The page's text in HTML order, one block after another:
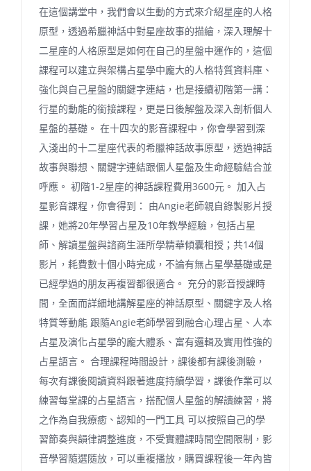
在這個講堂中，我們會以生動的方式來介紹星座的人格
原型，透過希臘神話中對星座故事的描繪，深入理解十
二星座的人格原型是如何在自己的星盤中運作的，這個
課程可以建立與架構占星學中龐大的人格特質資料庫、
強化與自己星盤的關鍵字連結，也是接續初階第一講：
行星的動能的銜接課程，更是日後解盤及深入剖析個人
星盤的基礎。 在十四次的影音課程中，你會學習到深
入淺出的十二星座代表的希臘神話故事原型，透過神話
故事與聯想、關鍵字連結跟個人星盤及生命經驗結合並
呼應。 初階1-2星座的神話課程費用3600元。 加入占
星影音課程，你會得到： 由Angie老師親自錄製影片授
課，她將20年學習占星及10年教學經驗，包括占星
師、解讀星盤與諮商生涯所學精華傾囊相授；共14個
影片，耗費數十個小時完成，不論有無占星學基礎或是
已經學過的朋友再複習都很適合。 充分的影音授課時
間，全面而詳細地講解星座的神話原型、關鍵字及人格
特質等動能 跟隨Angie老師學習到融合心理占星、人本
占星及演化占星學的龐大體系、富有邏輯及實用性強的
占星語言。 合理課程時間設計，課後都有課後測驗，
每次有課後閱讀資料跟著進度持續學習，課後作業可以
練習每堂課的占星語言，搭配個人星盤的解讀練習，將
之作為自我療癒、認知的一門工具 可以按照自己的學
習節奏與韻律調整進度，不受實體課時間空間限制，影
音學習隨選隨放，可以重複播放，購買課程後一年內皆